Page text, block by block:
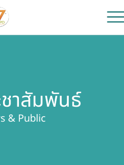
ชาสัมพันธ์
& Public